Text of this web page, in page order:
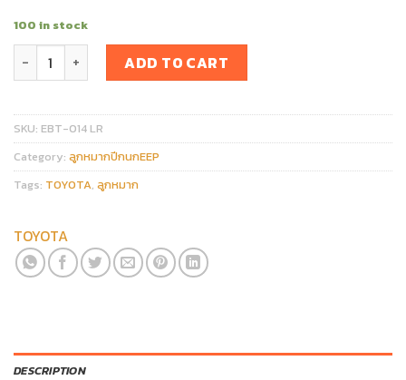
100 in stock
ลูกหมากปีกนกล่าง TOYOTA CAMRY ACV 30 (1คู่) quantity
ADD TO CART
SKU: EBT-014 LR
Category: ลูกหมากปีกนกEEP
Tags: TOYOTA, ลูกหมาก
TOYOTA
DESCRIPTION